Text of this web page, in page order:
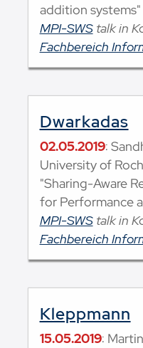
addition systems"
MPI-SWStalk in
Fachbereich
Dwarkadas
02.05.2019:
University of
"Sharing-Aware
for Performance
MPI-SWStalk in
Fachbereich
Kleppmann
15.05.2019: